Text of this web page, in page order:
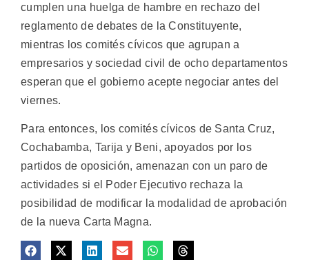
cumplen una huelga de hambre en rechazo del
reglamento de debates de la Constituyente,
mientras los comités cívicos que agrupan a
empresarios y sociedad civil de ocho departamentos
esperan que el gobierno acepte negociar antes del
viernes.
Para entonces, los comités cívicos de Santa Cruz,
Cochabamba, Tarija y Beni, apoyados por los
partidos de oposición, amenazan con un paro de
actividades si el Poder Ejecutivo rechaza la
posibilidad de modificar la modalidad de aprobación
de la nueva Carta Magna.